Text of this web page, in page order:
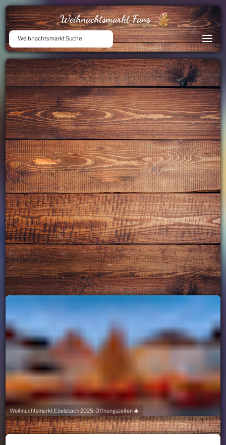
Weihnachtsmarkt Fans
Weihnachtsmarkt Suche
Weihnachtsmarkt Ebelsbach 2025: Öffnungszeiten 🎄